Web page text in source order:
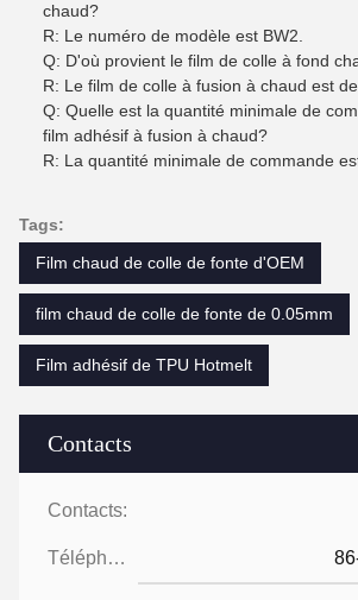
Contacts
Contacts:
Téléphone:
chaud?
R: Le numéro de modèle est BW2.
Q: D'où provient le film de colle à fond
R: Le film de colle à fusion à chaud est de
Q: Quelle est la quantité minimale de
film adhésif à fusion à chaud?
R: La quantité minimale de commande
Tags:
Film chaud de colle de fonte d'OEM
film chaud de colle de fonte de 0.05mm
Film adhésif de TPU Hotmelt